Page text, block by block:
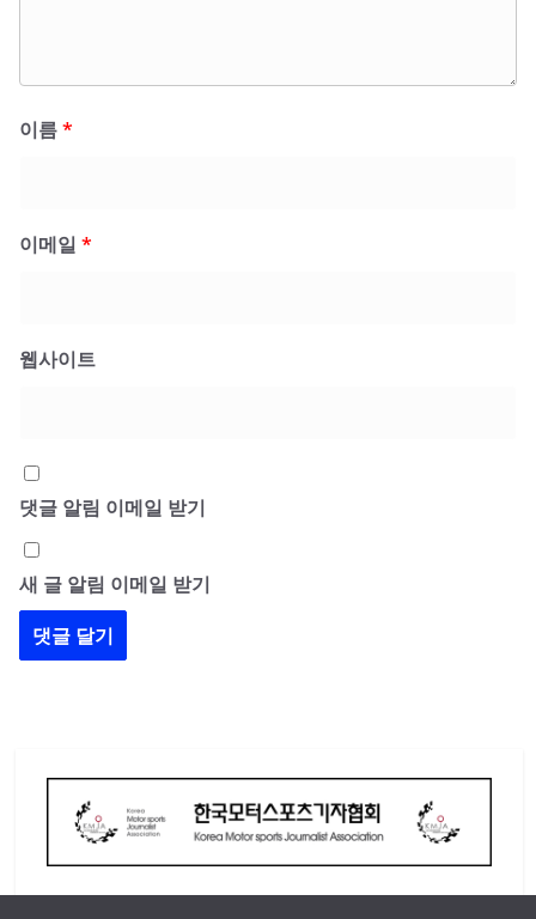
이름*
이메일 *
웹사이트
댓글 알림 이메일 받기
새 글 알림 이메일 받기